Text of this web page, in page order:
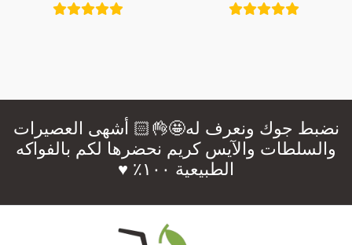
نضبط جوك ونعرف له🤩👌🏻 أشهى العصيرات
والسلطات والآيس كريم نحضرها لكم بالفواكه
الطبيعية ١٠٠٪؜ ♥️